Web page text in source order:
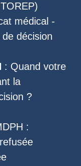
)
médical -
décision
: Quand votre
la
?
: